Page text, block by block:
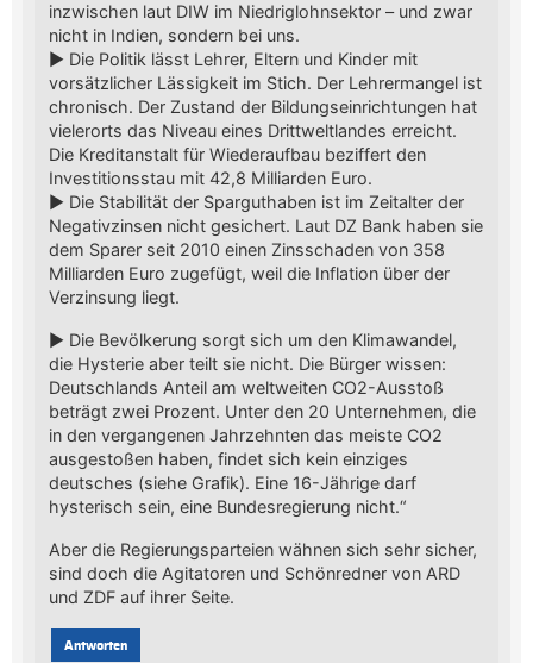
inzwischen laut DIW im Niedriglohnsektor – und zwar
nicht in Indien, sondern bei uns.
► Die Politik lässt Lehrer, Eltern und Kinder mit
vorsätzlicher Lässigkeit im Stich. Der Lehrermangel ist
chronisch. Der Zustand der Bildungseinrichtungen hat
vielerorts das Niveau eines Drittweltlandes erreicht.
Die Kreditanstalt für Wiederaufbau beziffert den
Investitionsstau mit 42,8 Milliarden Euro.
► Die Stabilität der Sparguthaben ist im Zeitalter der
Negativzinsen nicht gesichert. Laut DZ Bank haben sie
dem Sparer seit 2010 einen Zinsschaden von 358
Milliarden Euro zugefügt, weil die Inflation über der
Verzinsung liegt.
► Die Bevölkerung sorgt sich um den Klimawandel,
die Hysterie aber teilt sie nicht. Die Bürger wissen:
Deutschlands Anteil am weltweiten CO2-Ausstoß
beträgt zwei Prozent. Unter den 20 Unternehmen, die
in den vergangenen Jahrzehnten das meiste CO2
ausgestoßen haben, findet sich kein einziges
deutsches (siehe Grafik). Eine 16-Jährige darf
hysterisch sein, eine Bundesregierung nicht.“
Aber die Regierungsparteien wähnen sich sehr sicher,
sind doch die Agitatoren und Schönredner von ARD
und ZDF auf ihrer Seite.
Antworten